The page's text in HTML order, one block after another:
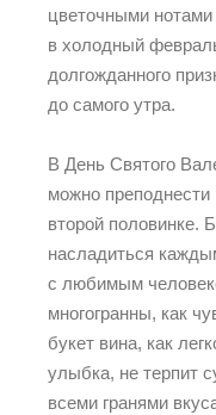
цветочными
в холодный
долгожданного
до самого утра.
В День Святого
можно преподнести
второй половинке.
насладиться
с любимым
многогранны, как
букет вина, как
улыбка, не терпит
всеми гранями